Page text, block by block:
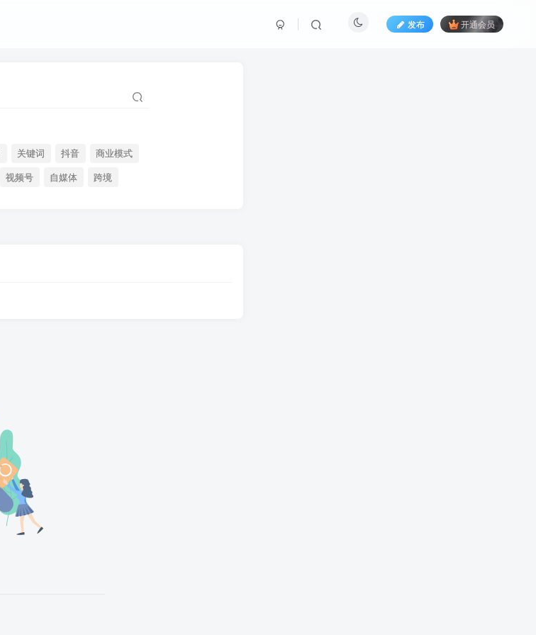
发布 开通会员
关键词 抖音
商业模式
视频号 自媒体 跨境